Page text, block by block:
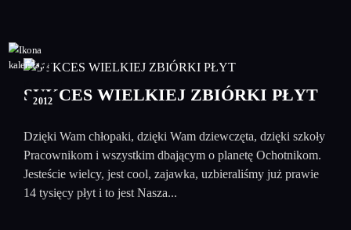
20
2012
SUKCES WIELKIEJ ZBIÓRKI PŁYT
Dzięki Wam chłopaki, dzięki Wam dziewczęta, dzięki szkoły
Pracownikom i wszystkim dbającym o planetę Ochotnikom.
Jesteście wielcy, jest cool, zajawka, uzbieraliśmy już prawie
14 tysięcy płyt i to jest Nasza...